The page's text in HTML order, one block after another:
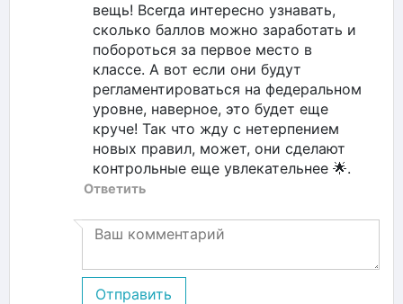
вещь! Всегда интересно узнавать,
сколько баллов можно заработать и
побороться за первое место в
классе. А вот если они будут
регламентироваться на федеральном
уровне, наверное, это будет еще
круче! Так что жду с нетерпением
новых правил, может, они сделают
контрольные еще увлекательнее 🌟.
Ответить
Отправить